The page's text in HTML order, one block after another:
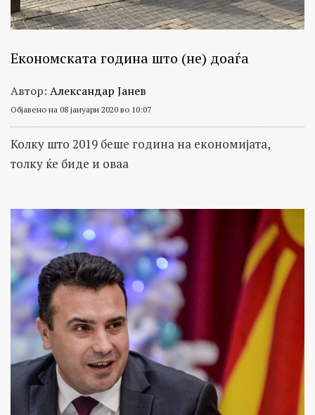
Економската година што (не) доаѓа
Автор: Александар Јанев
Објавено на 08 јануари 2020 во 10:07
Колку што 2019 беше година на економијата,
толку ќе биде и оваа